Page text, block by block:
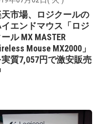
市場、ロジクールの
エンドマウス「ロジ
ル MX MASTER
Mouse MX2000」
実質7,057円で激安販売